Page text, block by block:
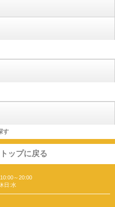
す
ップに戻る
～20:00
日:水